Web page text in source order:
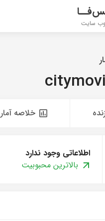
وب سایت
خلاصه آمار
اطلاعاتی وجود ندارد
بالاترین محبوبیت